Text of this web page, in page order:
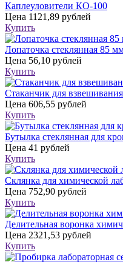
Каплеуловители КО-100
Цена 1121,89 рублей
Купить
Лопаточка стеклянная 85
Цена 56,10 рублей
Купить
Стаканчик для
Цена 606,55 рублей
Купить
Бутылка стеклянная для
Цена 41 рублей
Купить
Склянка для химической
Цена 752,90 рублей
Купить
Делительная воронка
Цена 2321,53 рублей
Купить